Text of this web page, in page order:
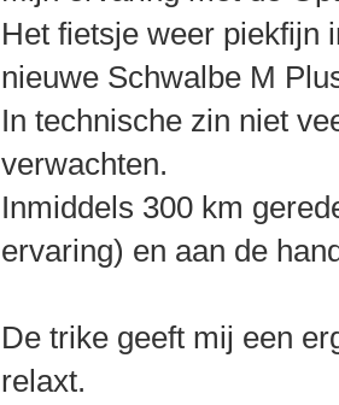
Het fietsje weer piekfijn
nieuwe Schwalbe M
In technische zin niet
verwachten.
Inmiddels 300 km
ervaring) en aan de
De trike geeft mij een
relaxt.